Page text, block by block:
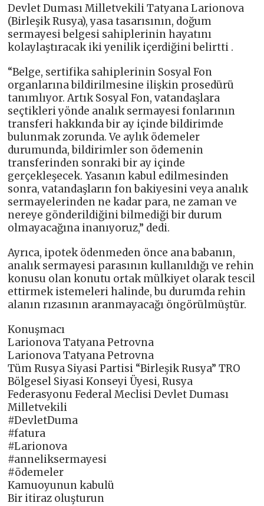
Devlet Duması Milletvekili Tatyana Larionova
(Birleşik Rusya), yasa tasarısının, doğum
sermayesi belgesi sahiplerinin hayatını
kolaylaştıracak iki yenilik içerdiğini belirtti .
“Belge, sertifika sahiplerinin Sosyal Fon
organlarına bildirilmesine ilişkin prosedürü
tanımlıyor. Artık Sosyal Fon, vatandaşlara
seçtikleri yönde analık sermayesi fonlarının
transferi hakkında bir ay içinde bildirimde
bulunmak zorunda. Ve aylık ödemeler
durumunda, bildirimler son ödemenin
transferinden sonraki bir ay içinde
gerçekleşecek. Yasanın kabul edilmesinden
sonra, vatandaşların fon bakiyesini veya analık
sermayelerinden ne kadar para, ne zaman ve
nereye gönderildiğini bilmediği bir durum
olmayacağına inanıyoruz,” dedi.
Ayrıca, ipotek ödenmeden önce ana babanın,
analık sermayesi parasının kullanıldığı ve rehin
konusu olan konutu ortak mülkiyet olarak tescil
ettirmek istemeleri halinde, bu durumda rehin
alanın rızasının aranmayacağı öngörülmüştür.
Konuşmacı
Larionova Tatyana Petrovna
Larionova Tatyana Petrovna
Tüm Rusya Siyasi Partisi “Birleşik Rusya” TRO
Bölgesel Siyasi Konseyi Üyesi, Rusya
Federasyonu Federal Meclisi Devlet Duması
Milletvekili
#DevletDuma
#fatura
#Larionova
#anneliksermayesi
#ödemeler
Kamuoyunun kabulü
Bir itiraz oluşturun